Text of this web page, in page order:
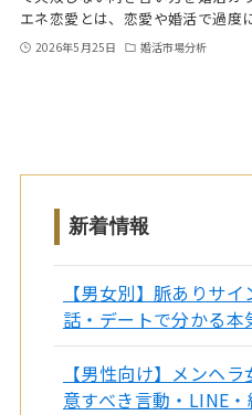
エネ恋愛とは、恋愛や婚活で過度
2026年5月25日 婚活市場分析
新着情報
【男女別】脈ありサ
話・デートで分かる本
【男性向け】メンヘ
意すべき言動・LINE